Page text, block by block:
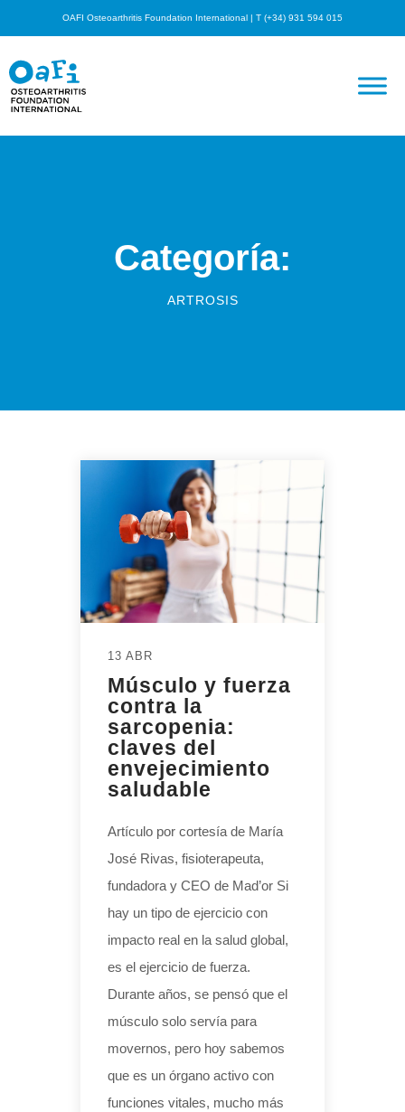
OAFI Osteoarthritis Foundation International | T (+34) 931 594 015
Categoría:
ARTROSIS
13 ABR
Músculo y fuerza
contra la
sarcopenia:
claves del
envejecimiento
saludable
Artículo por cortesía de María
José Rivas, fisioterapeuta,
fundadora y CEO de Mad’or Si
hay un tipo de ejercicio con
impacto real en la salud global,
es el ejercicio de fuerza.
Durante años, se pensó que el
músculo solo servía para
movernos, pero hoy sabemos
que es un órgano activo con
funciones vitales, mucho más